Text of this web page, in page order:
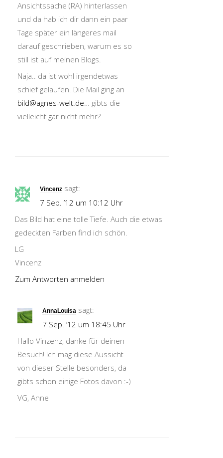
Ansichtssache (RA) hinterlassen
und da hab ich dir dann ein paar
Tage später ein längeres mail
darauf geschrieben, warum es so
still ist auf meinen Blogs.
Naja.. da ist wohl irgendetwas
schief gelaufen. Die Mail ging an
bild@agnes-welt.de… gibts die
vielleicht gar nicht mehr?
Vincenz sagt:
7 Sep. ’12 um 10:12 Uhr
Das Bild hat eine tolle Tiefe. Auch die etwas
gedeckten Farben find ich schön.
LG
Vincenz
Zum Antworten anmelden
AnnaLouisa sagt:
7 Sep. ’12 um 18:45 Uhr
Hallo Vinzenz, danke für deinen
Besuch! Ich mag diese Aussicht
von dieser Stelle besonders, da
gibts schon einige Fotos davon :-)
VG, Anne